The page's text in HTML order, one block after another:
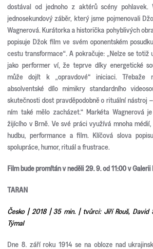
dostával od jednoho z aktérů scény pohlavek.
jednosekundový záběr, který jsme pojmenovali
Wagnerová. Kurátorka a historička pohyblivých
popisuje Džok film ve svém oponentském
cestu transformace“. A pokračuje: „Nelze se totiž
jako performer ví, že teprve díky energetické
může dojít k „opravdové“ iniciaci. Třebaže
absolventské dílo mimikry standardního
skutečnosti dost pravděpodobně o rituální nástroj
ním také mělo zacházet.“ Markéta Wagnerová
žijícího v Brně. Ve své práci využívá mnoha
hudbu, performance a film. Klíčová slova
spolupráce, humor, rituál a frustrace.
Film bude promítán v neděli 29. 9. od 11:00 v Galerii
TARAN
Česko | 2018 | 35 min. | tvůrci: Jiří Rouš, David
Týmal
Dne 8. září roku 1914 se na obloze nad